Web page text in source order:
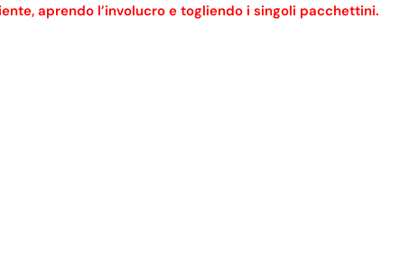
aprendo l’involucro e togliendo i singoli pacchettini.